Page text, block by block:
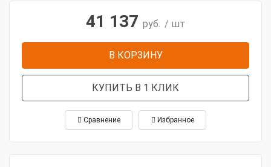
41 137 руб. / шт
В КОРЗИНУ
КУПИТЬ В 1 КЛИК
Сравнение Избранное